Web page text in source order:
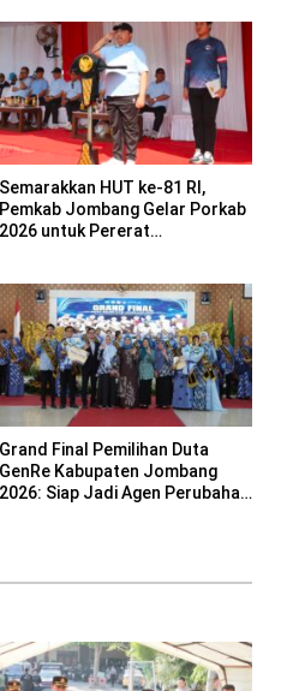
Semarakkan HUT ke-81 RI,
Pemkab Jombang Gelar Porkab
2026 untuk Pererat
Grand Final Pemilihan Duta
GenRe Kabupaten Jombang
2026: Siap Jadi Agen Perubahan